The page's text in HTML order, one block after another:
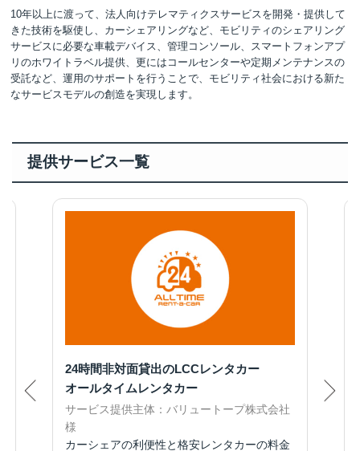
10年以上に渡って、法人向けテレマティクスサービスを開発・提供して
きた技術を駆使し、カーシェアリングなど、モビリティのシェアリング
サービスに必要な車載デバイス、管理コンソール、スマートフォンアプ
リのホワイトラベル提供、更にはコールセンターや定期メンテナンスの
受託など、運用のサポートを行うことで、モビリティ社会における新た
なサービスモデルの創造を実現します。
提供サービス一覧
24時間非対面貸出のLCCレンタカー
オールタイムレンタカー
サービス提供主体：バリュートープ株式会社
様
カーシェアの利便性と格安レンタカーの料金